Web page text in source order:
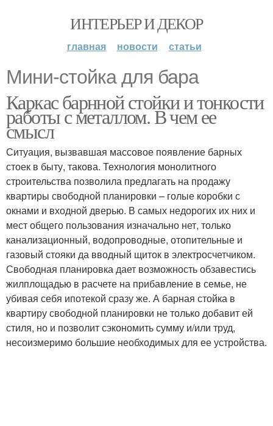
ИНТЕРЬЕР И ДЕКОР
главная новости статьи
Мини-стойка для бара
Каркас барнной стойки и тонкости
работы с металлом. В чем ее
смысл
Ситуация, вызвавшая массовое появление барных
стоек в быту, такова. Технология монолитного
строительства позволила предлагать на продажу
квартиры свободной планировки – голые коробки с
окнами и входной дверью. В самых недорогих их них и
мест общего пользования изначально нет, только
канализационный, водопроводные, отопительные и
газовый стояки да вводный щиток в электросчетчиком.
Свободная планировка дает возможность обзавестись
жилплощадью в расчете на прибавление в семье, не
убивая себя ипотекой сразу же. А барная стойка в
квартиру свободной планировки не только добавит ей
стиля, но и позволит сэкономить сумму и/или труд,
несоизмеримо большие необходимых для ее устройства.